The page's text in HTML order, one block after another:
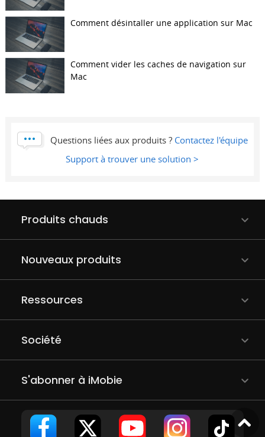
Comment désintaller une application sur Mac
Comment vider les caches de navigation sur
Mac
Questions liées aux produits ? Contactez l'équipe
Support à trouver une solution >
Produits chauds
Nouveaux produits
Ressources
Société
S'abonner à iMobie